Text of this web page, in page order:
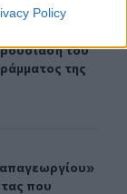
Policy
παρουσίαση
του
της
που